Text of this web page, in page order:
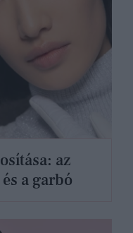
az
a garbó